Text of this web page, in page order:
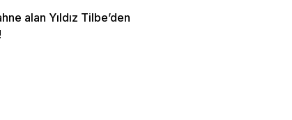
alan Yıldız Tilbe’den